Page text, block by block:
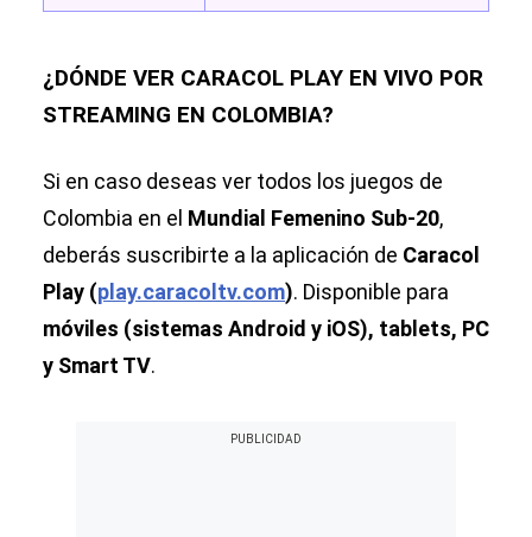
¿DÓNDE VER CARACOL PLAY EN VIVO POR
STREAMING EN COLOMBIA?
Si en caso deseas ver todos los juegos de
Colombia en el Mundial Femenino Sub-20,
deberás suscribirte a la aplicación de Caracol
Play (play.caracoltv.com). Disponible para
móviles (sistemas Android y iOS), tablets, PC
y Smart TV.